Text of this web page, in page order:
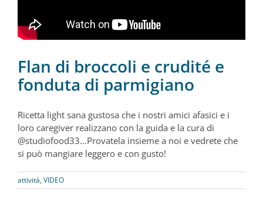
Flan di broccoli e crudité e
fonduta di parmigiano
Ricetta light sana gustosa che i nostri amici afasici e i
loro caregiver realizzano con la guida e la cura di
@studiofood33…Provatela insieme a noi e vedrete che
si può mangiare leggero e con gusto!
attività, VIDEO